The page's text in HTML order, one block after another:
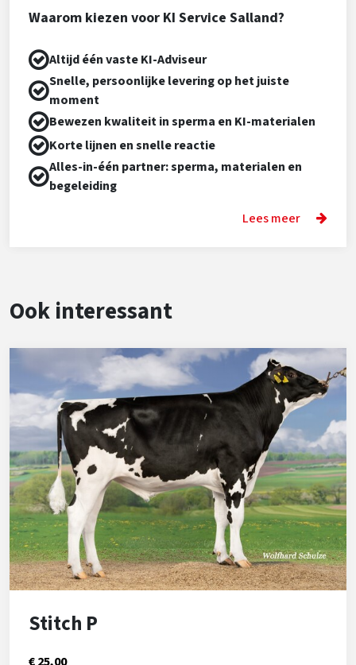
Waarom kiezen voor KI Service Salland?
Altijd één vaste KI-Adviseur
Snelle, persoonlijke levering op het juiste
moment
Bewezen kwaliteit in sperma en KI-materialen
Korte lijnen en snelle reactie
Alles-in-één partner: sperma, materialen en
begeleiding
Lees meer
Ook interessant
Stitch P
€ 25,00